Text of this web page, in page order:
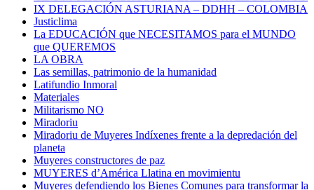
IX DELEGACIÓN ASTURIANA – DDHH – COLOMBIA
Justiclima
La EDUCACIÓN que NECESITAMOS para el MUNDO
que QUEREMOS
LA OBRA
Las semillas, patrimonio de la humanidad
Latifundio Inmoral
Materiales
Militarismo NO
Miradoriu
Miradoriu de Muyeres Indíxenes frente a la depredación del
planeta
Muyeres constructores de paz
MUYERES d’América Llatina en movimientu
Muyeres defendiendo los Bienes Comunes para transformar la